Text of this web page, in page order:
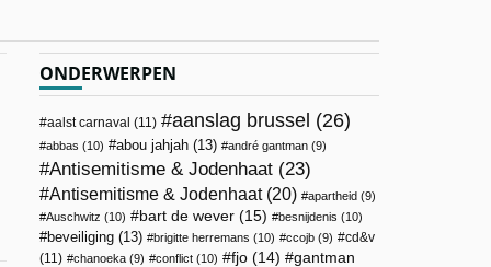
ONDERWERPEN
aalst carnaval (11) aanslag brussel (26)
abbas (10) abou jahjah (13) andré gantman (9)
Antisemitisme & Jodenhaat (23)
Antisemitisme & Jodenhaat(20) apartheid (9)
Auschwitz (10) bart de wever (15) besnijdenis (10)
beveiliging (13) brigitte herremans (10) ccojb (9)
cd&v
(11)
chanoeka (9) conflict (10) fjo (14) gantman